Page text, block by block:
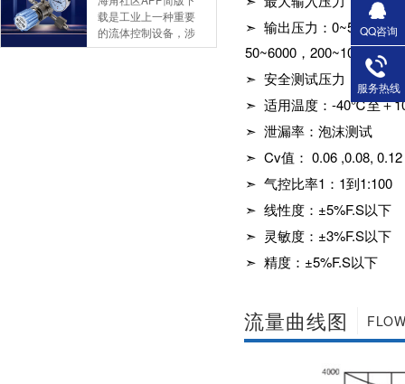
➣ 输出压力：0~500，
50~6000，
➣ 安全测试压力：1.5
➣ 适用温度：-40℃
➣ 泄漏率：泡沫测试
➣ Cv值： 0.06 ,0.08, 0.12
➣ 气控比率1：1到1:100
➣ 线性度：±5%F.S以下
➣ 灵敏度：±3%F.S以下
➣ 精度：±5%F.S以下
流量曲线图
具。本类海角社区
APP简版下载在管......
直角式单向阀有螺纹
连接、板式连接和法
兰连接三种形式。液
APP简版下载，使海
角社区APP简版下载
正常发挥功能并且延
载是工业上一种重要
的流体控制设备，涉
及到国民经济诸多部
QQ咨询
服务热线